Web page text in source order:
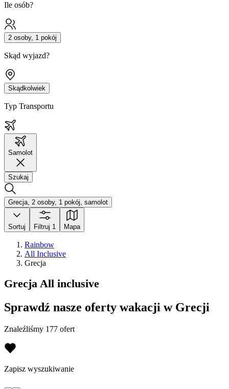
Ile osób?
2 osoby, 1 pokój
Skąd wyjazd?
Skądkolwiek
Typ Transportu
Samolot
Szukaj
Grecja, 2 osoby, 1 pokój, samolot
Sortuj Filtruj 1 Mapa
Rainbow
All Inclusive
Grecja
Grecja All inclusive
Sprawdź nasze oferty wakacji w Grecji
Znaleźliśmy 177 ofert
Zapisz wyszukiwanie